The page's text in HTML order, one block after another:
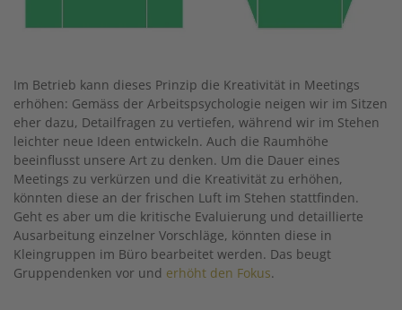
Im Betrieb kann dieses Prinzip die Kreativität in Meetings
erhöhen: Gemäss der Arbeitspsychologie neigen wir im Sitzen
eher dazu, Detailfragen zu vertiefen, während wir im Stehen
leichter neue Ideen entwickeln. Auch die Raumhöhe
beeinflusst unsere Art zu denken. Um die Dauer eines
Meetings zu verkürzen und die Kreativität zu erhöhen,
könnten diese an der frischen Luft im Stehen stattfinden.
Geht es aber um die kritische Evaluierung und detaillierte
Ausarbeitung einzelner Vorschläge, könnten diese in
Kleingruppen im Büro bearbeitet werden. Das beugt
Gruppendenken vor und erhöht den Fokus.